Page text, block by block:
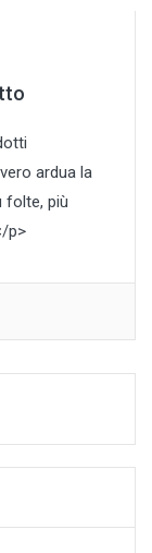
ardua la
folte, più
p>